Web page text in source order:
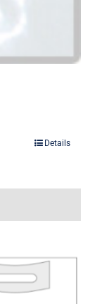
Details